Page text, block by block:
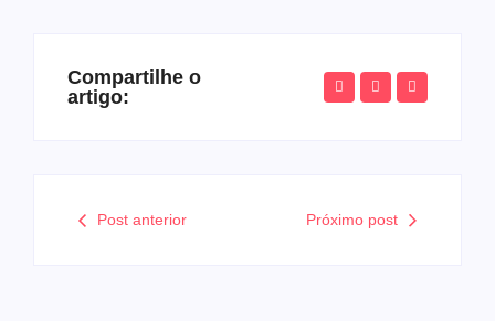
Compartilhe o
artigo:
Post anterior Próximo post